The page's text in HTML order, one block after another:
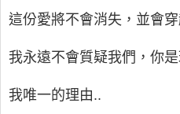
這份愛將不會消失，並會
我永遠不會質疑我們，你
我唯一的理由..